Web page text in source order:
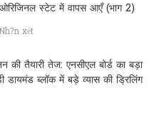
स्टेट में वापस आएँ (भाग 2)
xét
की तैयारी तेज: एनसीएल बोर्ड का बड़ा
डायमंड ब्लॉक में बड़े व्यास की ड्रिलिंग